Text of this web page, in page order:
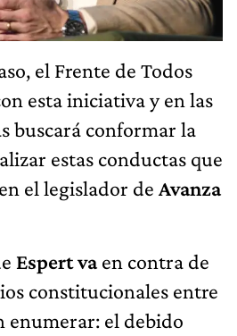
el Frente de Todos
esta iniciativa y en las
buscará conformar la
estas conductas que
el legislador de Avanza
Espert vaen contra de
constitucionales entre
enumerar: el debido